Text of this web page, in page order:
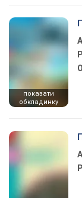
показати
обкладинку